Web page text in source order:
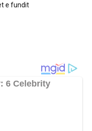
e fundit